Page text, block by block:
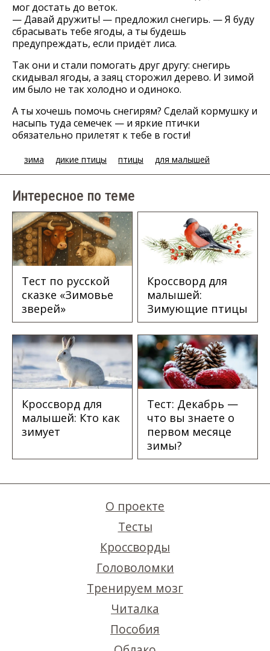
мог достать до веток.
— Давай дружить! — предложил снегирь. — Я буду
сбрасывать тебе ягоды, а ты будешь
предупреждать, если придёт лиса.
Так они и стали помогать друг другу: снегирь
скидывал ягоды, а заяц сторожил дерево. И зимой
им было не так холодно и одиноко.
А ты хочешь помочь снегирям? Сделай кормушку и
насыпь туда семечек — и яркие птички
обязательно прилетят к тебе в гости!
зима дикие птицы птицы для малышей
Интересное по теме
Тест по русской
сказке «Зимовье
зверей»
Кроссворд для
малышей:
Зимующие птицы
Кроссворд для
малышей: Кто как
зимует
Тест: Декабрь —
что вы знаете о
первом месяце
зимы?
О проекте
Тесты
Кроссворды
Головоломки
Тренируем мозг
Читалка
Пособия